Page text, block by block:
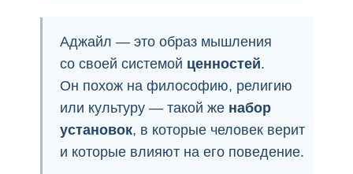
Аджайл — это образ мышления
со своей системой ценностей.
Он похож на философию, религию
или культуру — такой же набор
установок, в которые человек верит
и которые влияют на его поведение.